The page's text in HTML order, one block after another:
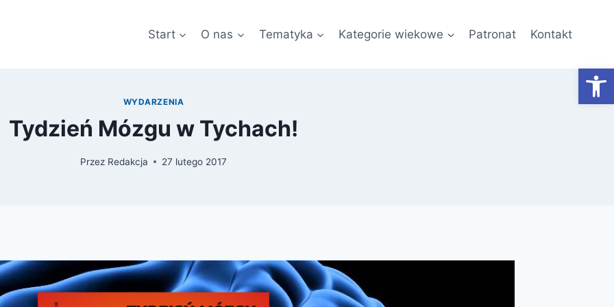
Start O nas Tematyka Kategorie wiekowe Patronat Kontakt
WYDARZENIA
Tydzień Mózgu w Tychach!
Przez Redakcja 27 lutego 2017